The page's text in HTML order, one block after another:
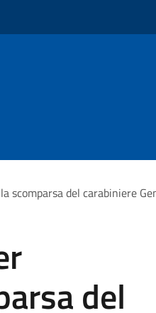
scomparsa del carabiniere
del